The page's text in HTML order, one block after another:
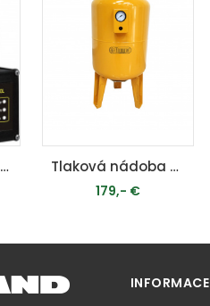
DSK 10 - prietokový spínač (Hydrokontrola) Tlaková nádoba 80 l
179,- €
PRIDAŤ DO KOŠÍKA
INFORMACE